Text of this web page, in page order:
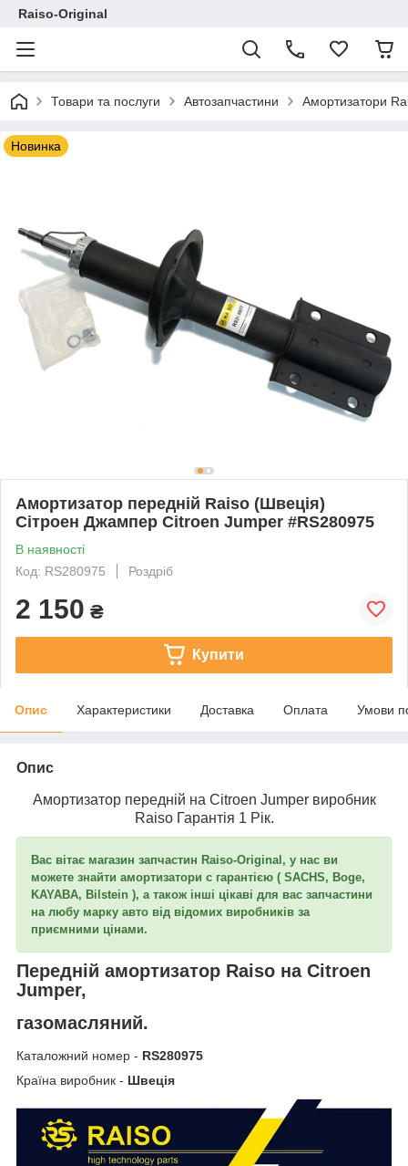
Raiso-Original
Товари та послуги Автозапчастини Амортизатори
Новинка
Амортизатор передній Raiso (Швеція)
Сітроен Джампер Citroen Jumper #RS280975
В наявності
Код: RS280975
Роздріб
2 150 ₴
Купити
Опис Характеристики Доставка Оплата Умови
Опис
Амортизатор передній на Citroen Jumper виробник
Raiso Гарантія 1 Рік.
Вас вітає магазин запчастин Raiso-Original, у нас ви
можете знайти амортизатори c гарантією ( SACHS, Boge,
KAYABA, Bilstein ), а також інші цікаві для вас запчастини
на любу марку авто від відомих виробників за
приємними цінами.
Передній амортизатор Raiso на Citroen
Jumper,
газомасляний.
Каталожний номер - RS280975
Країна виробник - Швеція